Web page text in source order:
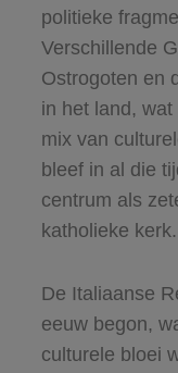
politieke
Verschillende
Ostrogoten en
in het land,
mix van
bleef in al die
centrum als
katholieke kerk.
De Italiaanse
eeuw begon,
culturele bloei